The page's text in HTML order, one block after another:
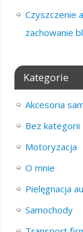
Czyszczenie
zachowanie
Kategorie
Akcesoria
Bez kategorii
Motoryzacja
O mnie
Pielęgnacja
Samochody